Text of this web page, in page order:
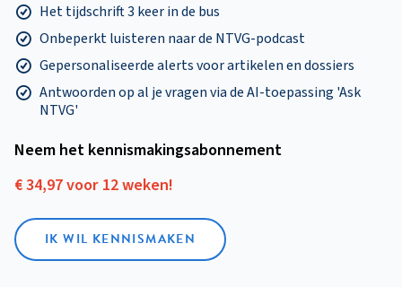
Het tijdschrift 3 keer in de bus
Onbeperkt luisteren naar de NTVG-podcast
Gepersonaliseerde alerts voor artikelen en dossiers
Antwoorden op al je vragen via de AI-toepassing 'Ask
NTVG'
Neem het kennismakings­abonnement
€ 34,97 voor 12 weken!
IK WIL KENNISMAKEN